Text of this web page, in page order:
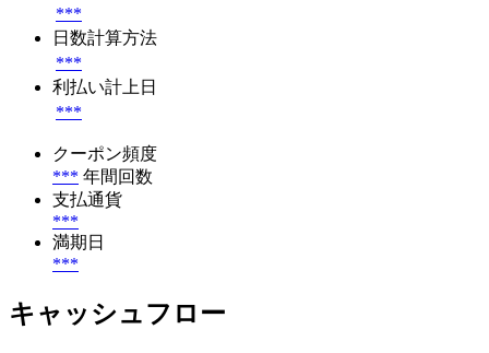
***
日数計算方法
***
利払い計上日
***
クーポン頻度
*** 年間回数
支払通貨
***
満期日
***
キャッシュフロー